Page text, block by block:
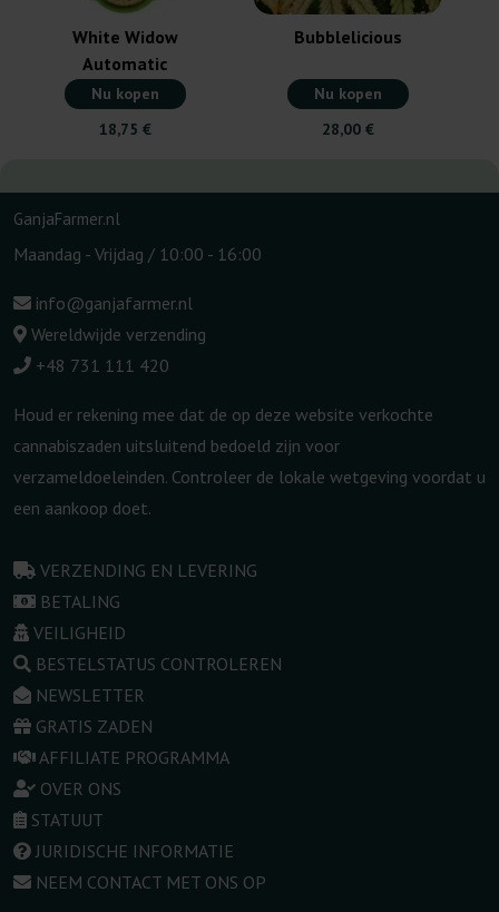
White Widow
Automatic
Nu kopen
18,75 €
Bubblelicious
Nu kopen
28,00 €
GanjaFarmer.nl
Maandag - Vrijdag / 10:00 - 16:00
info@ganjafarmer.nl
Wereldwijde verzending
+48 731 111 420
Houd er rekening mee dat de op deze website verkochte
cannabiszaden uitsluitend bedoeld zijn voor
verzameldoeleinden. Controleer de lokale wetgeving voordat u
een aankoop doet.
VERZENDING EN LEVERING
BETALING
VEILIGHEID
BESTELSTATUS CONTROLEREN
NEWSLETTER
GRATIS ZADEN
AFFILIATE PROGRAMMA
OVER ONS
STATUUT
JURIDISCHE INFORMATIE
NEEM CONTACT MET ONS OP